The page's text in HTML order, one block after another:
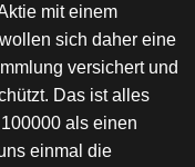
mit einem
sich daher eine
versichert und
Das ist alles
als einen
einmal die